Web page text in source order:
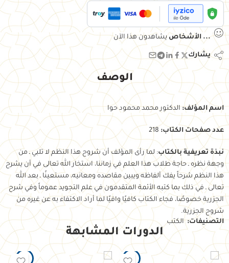
... الأشخاص يشاهدون هذا الآن
يشارك
الوصف
اسم المؤلف:الدكتور محمد محمود حوا
عدد صفحات الكتاب:
نبذة تعريفية بالكتاب: لما رأى المؤلف أن شروح هذا النظم لا تلبي ـ من
وجهة نظره ـ حاجة طلاب هذا العلم في زماننا، استخار الله تعالى في أن يشرح
هذا النظم شرحاً يفك ألفاظه ويبين مقاصده ومعانيه، مستعينًا ـ بعد الله
تعالى ـ في ذلك بما كتبه الأئمة المتقدمون في علم التجويد عموماً وفي شرح
الجزرية خصوصًا، فجاء الكتاب كافيًا وافيًا لما أراد الاكتفاء به عن غيره من
شروح الجزرية.
التصنيفات: الكتب
الدورات المشابهة